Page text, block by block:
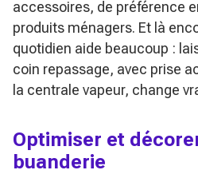
accessoires, de préférence
produits ménagers. Et là
quotidien aide beaucoup :
coin repassage, avec prise
la centrale vapeur, change
Optimiser et
buanderie